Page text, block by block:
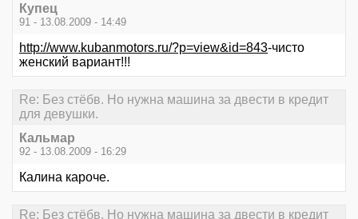
Купец
91 - 13.08.2009 - 14:49
http://www.kubanmotors.ru/?p=view&id=843-чисто
женский вариант!!!
Re: Без стёбв. Но нужна машина за двести в кредит
для девушки.
Кальмар
92 - 13.08.2009 - 16:29
Калина кароче.
Re: Без стёбв. Но нужна машина за двести в кредит